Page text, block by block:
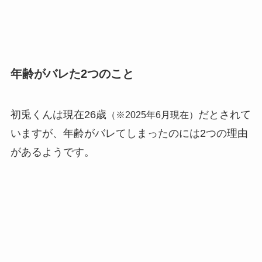
年齢がバレた2つのこと
初兎くんは現在26歳（※2025年6月現在） だとされて
いますが、年齢がバレてしまったのには2つの理由
があるようです。